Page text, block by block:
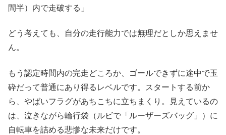
間半）内で走破する」
どう考えても、自分の走行能力では無理だとしか思えませ
ん。
もう認定時間内の完走どころか、ゴールできずに途中で玉
砕だって普通にあり得るレベルです。スタートする前か
ら、やばいフラグがあちこちに立ちまくり。見えているの
は、泣きながら輪行袋（ルビで「ルーザーズバッグ」）に
自転車を詰める悲惨な未来だけです。